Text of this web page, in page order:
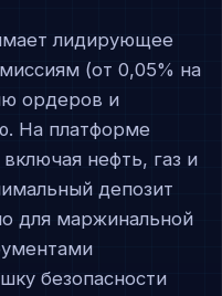
лидирующее
(от 0,05% на
ордеров и
На платформе
нефть, газ и
депозит
для маржинальной
безопасности